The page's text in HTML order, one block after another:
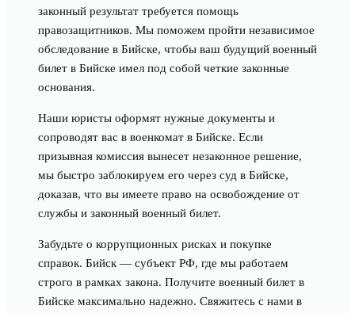
законный результат требуется помощь
правозащитников. Мы поможем пройти независимое
обследование в Бийске, чтобы ваш будущий военный
билет в Бийске имел под собой четкие законные
основания.
Наши юристы оформят нужные документы и
сопроводят вас в военкомат в Бийске. Если
призывная комиссия вынесет незаконное решение,
мы быстро заблокируем его через суд в Бийске,
доказав, что вы имеете право на освобождение от
службы и законный военный билет.
Забудьте о коррупционных рисках и покупке
справок. Бийск — субъект РФ, где мы работаем
строго в рамках закона. Получите военный билет в
Бийске максимально надежно. Свяжитесь с нами в